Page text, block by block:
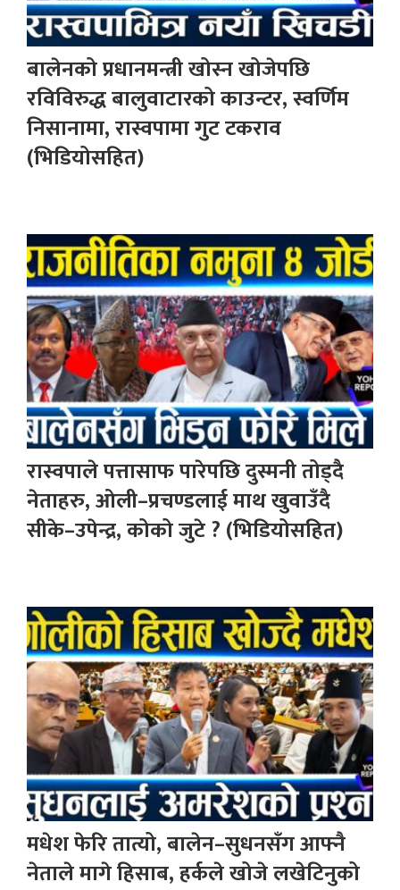
बालेनको प्रधानमन्त्री खोस्न खोजेपछि
रविविरुद्ध बालुवाटारको काउन्टर, स्वर्णिम
निसानामा, रास्वपामा गुट टकराव
(भिडियोसहित)
रास्वपाले पत्तासाफ पारेपछि दुस्मनी तोड्दै
नेताहरु, ओली–प्रचण्डलाई माथ खुवाउँदै
सीके–उपेन्द्र, कोको जुटे ? (भिडियोसहित)
मधेश फेरि तात्यो, बालेन–सुधनसँग आफ्नै
नेताले मागे हिसाब, हर्कले खोजे लखेटिनुको